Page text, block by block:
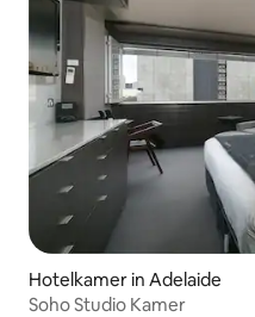
Hotelkamer in Adelaide
Soho Studio Kamer